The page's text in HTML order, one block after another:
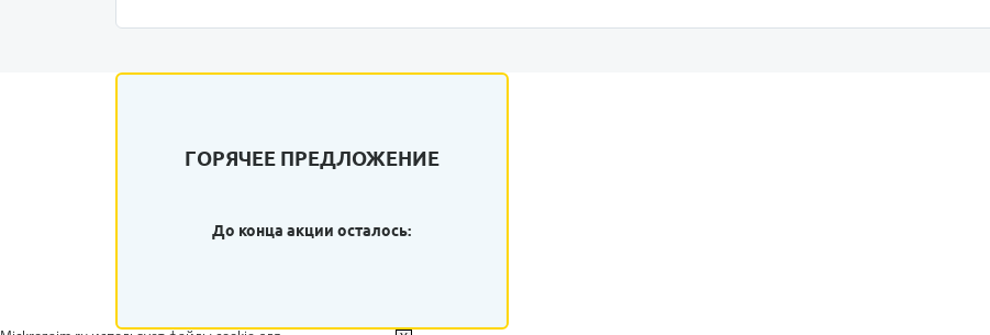
ГОРЯЧЕЕ ПРЕДЛОЖЕНИЕ
До конца акции осталось: